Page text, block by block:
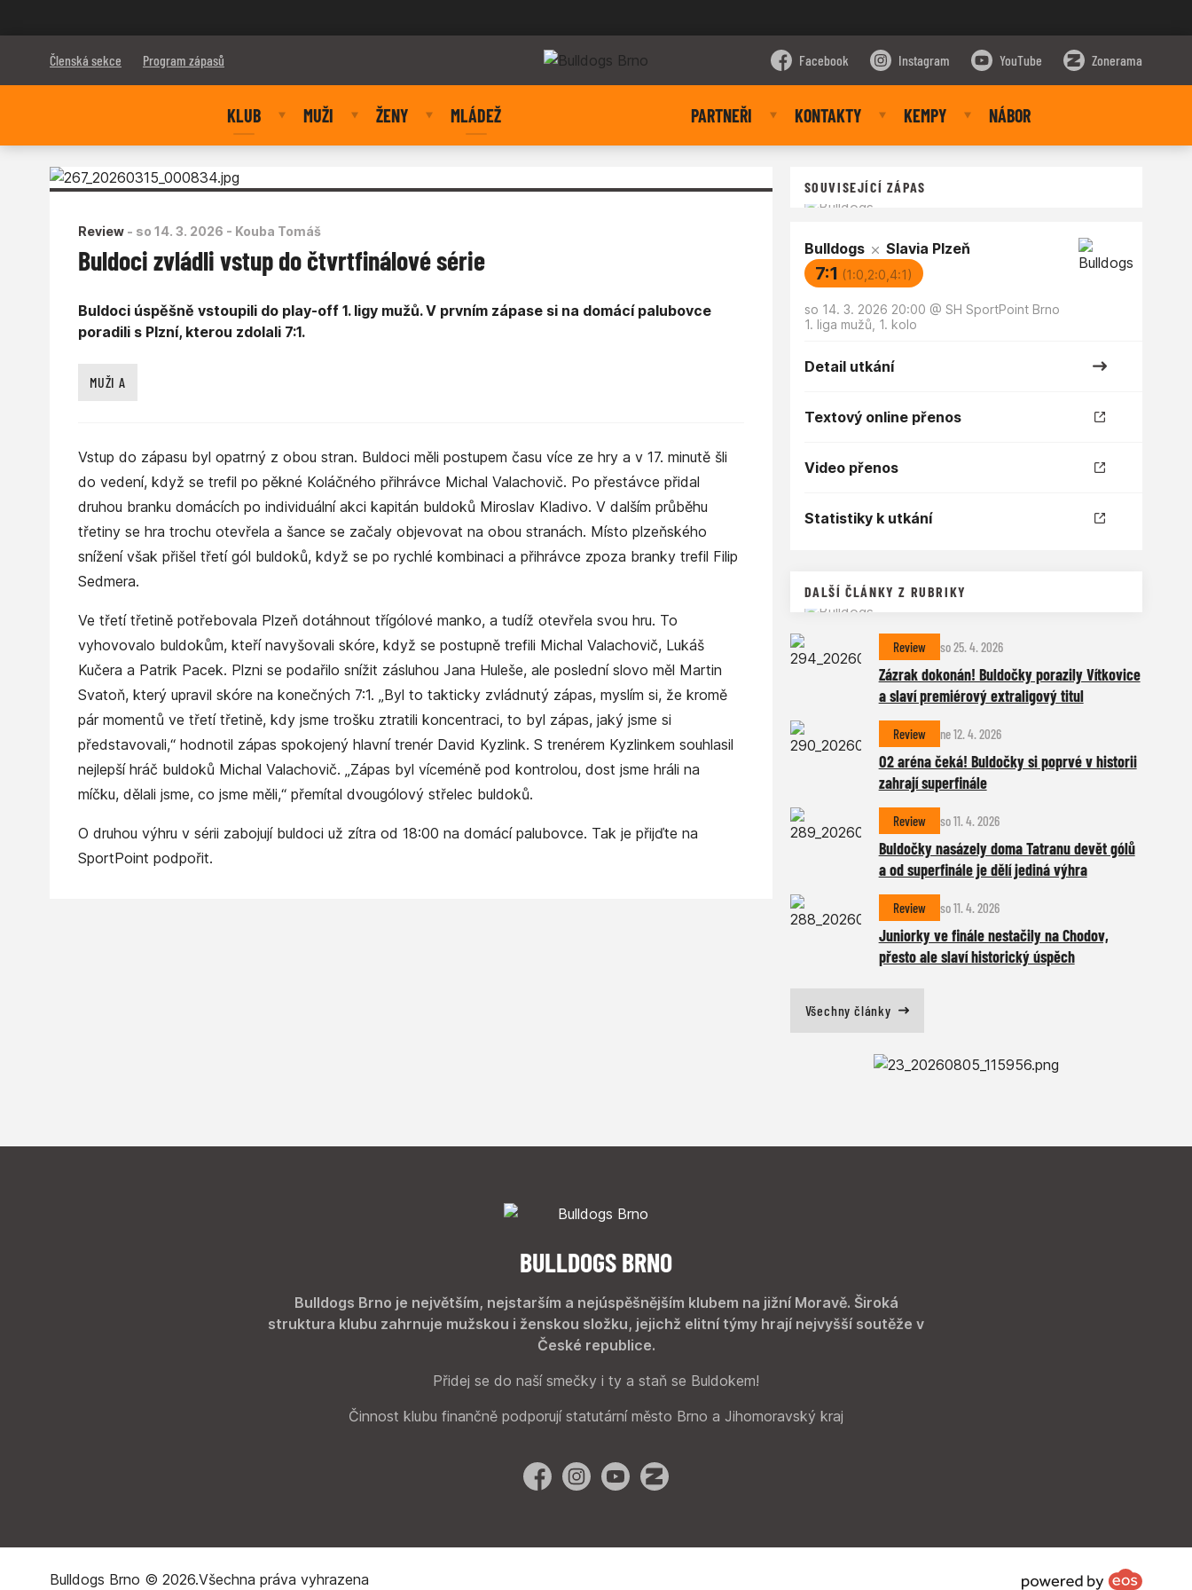
Členská sekce Program zápasů Facebook Instagram YouTube Zonerama
KLUB MUŽI ŽENY MLÁDEŽ PARTNEŘI KONTAKTY KEMPY NÁBOR
SOUVISEJÍCÍ ZÁPAS
Bulldogs Slavia Plzeň
7:1 (1:0,2:0,4:1)
so 14. 3. 2026 20:00 @ SH SportPoint Brno
1. liga mužů, 1. kolo
Detail utkání
Textový online přenos
Video přenos
Statistiky k utkání
DALŠÍ ČLÁNKY Z RUBRIKY
Review so 25. 4. 2026
Zázrak dokonán! Buldočky porazily Vítkovice
a slaví premiérový extraligový titul
Review ne 12. 4. 2026
O2 aréna čeká! Buldočky si poprvé v historii
zahrají superfinále
Review so 11. 4. 2026
Buldočky nasázely doma Tatranu devět gólů
a od superfinále je dělí jediná výhra
Review so 11. 4. 2026
Juniorky ve finále nestačily na Chodov,
přesto ale slaví historický úspěch
Všechny články
Review - so 14. 3. 2026 - Kouba Tomáš
Buldoci zvládli vstup do čtvrtfinálové série
Buldoci úspěšně vstoupili do play-off 1. ligy mužů. V prvním zápase si na domácí palubovce
poradili s Plzní, kterou zdolali 7:1.
MUŽI A
Vstup do zápasu byl opatrný z obou stran. Buldoci měli postupem času více ze hry a v 17. minutě šli
do vedení, když se trefil po pěkné Koláčného přihrávce Michal Valachovič. Po přestávce přidal
druhou branku domácích po individuální akci kapitán buldoků Miroslav Kladivo. V dalším průběhu
třetiny se hra trochu otevřela a šance se začaly objevovat na obou stranách. Místo plzeňského
snížení však přišel třetí gól buldoků, když se po rychlé kombinaci a přihrávce zpoza branky trefil Filip
Sedmera.
Ve třetí třetině potřebovala Plzeň dotáhnout třígólové manko, a tudíž otevřela svou hru. To
vyhovovalo buldokům, kteří navyšovali skóre, když se postupně trefili Michal Valachovič, Lukáš
Kučera a Patrik Pacek. Plzni se podařilo snížit zásluhou Jana Huleše, ale poslední slovo měl Martin
Svatoň, který upravil skóre na konečných 7:1. „Byl to takticky zvládnutý zápas, myslím si, že kromě
pár momentů ve třetí třetině, kdy jsme trošku ztratili koncentraci, to byl zápas, jaký jsme si
představovali,“ hodnotil zápas spokojený hlavní trenér David Kyzlink. S trenérem Kyzlinkem souhlasil
nejlepší hráč buldoků Michal Valachovič. „Zápas byl víceméně pod kontrolou, dost jsme hráli na
míčku, dělali jsme, co jsme měli,“ přemítal dvougólový střelec buldoků.
O druhou výhru v sérii zabojují buldoci už zítra od 18:00 na domácí palubovce. Tak je přijďte na
SportPoint podpořit.
BULLDOGS BRNO
Bulldogs Brno je největším, nejstarším a nejúspěšnějším klubem na jižní Moravě. Široká
struktura klubu zahrnuje mužskou i ženskou složku, jejichž elitní týmy hrají nejvyšší soutěže v
České republice.
Přidej se do naší smečky i ty a staň se Buldokem!
Činnost klubu finančně podporují statutární město Brno a Jihomoravský kraj
FacebookInstagramYouTubeZonerama
Bulldogs Brno © 2026.Všechna práva vyhrazena